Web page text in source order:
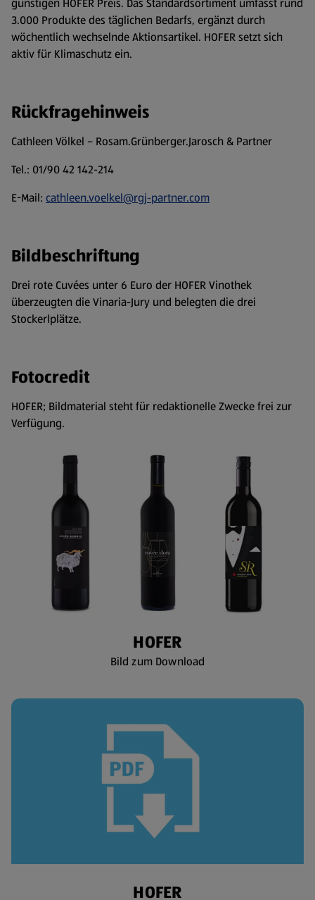
3.000 Produkte des täglichen Bedarfs, ergänzt durch
wöchentlich wechselnde Aktionsartikel. HOFER setzt sich
aktiv für Klimaschutz ein.
Rückfragehinweis
Cathleen Völkel – Rosam.Grünberger.Jarosch & Partner
Tel.: 01/90 42 142-214
E-Mail: cathleen.voelkel@rgj-partner.com
Bildbeschriftung
Drei rote Cuvées unter 6 Euro der HOFER Vinothek
überzeugten die Vinaria-Jury und belegten die drei
Stockerlplätze.
Fotocredit
HOFER; Bildmaterial steht für redaktionelle Zwecke frei zur
Verfügung.
HOFER
Bild zum Download
HOFER